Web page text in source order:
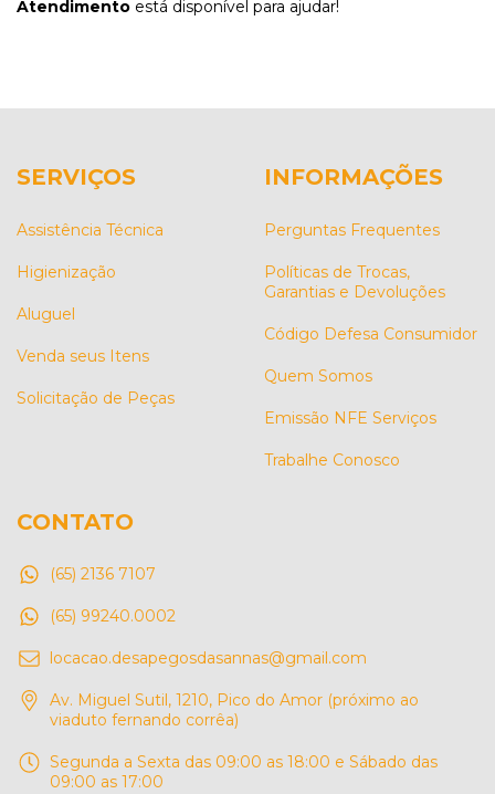
Atendimento está disponível para ajudar!
SERVIÇOS
Assistência Técnica
Higienização
Aluguel
Venda seus Itens
Solicitação de Peças
INFORMAÇÕES
Perguntas Frequentes
Políticas de Trocas,
Garantias e Devoluções
Código Defesa Consumidor
Quem Somos
Emissão NFE Serviços
Trabalhe Conosco
CONTATO
(65) 2136 7107
(65) 99240.0002
locacao.desapegosdasannas@gmail.com
Av. Miguel Sutil, 1210, Pico do Amor (próximo ao
viaduto fernando corrêa)
Segunda a Sexta das 09:00 as 18:00 e Sábado das
09:00 as 17:00